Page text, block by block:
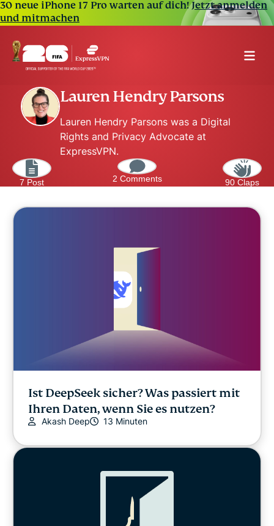
30 neue iPhone 17 Pro warten auf dich!Jetzt anmelden
und mitmachen
Lauren Hendry Parsons
Lauren Hendry Parsons was a Digital
Rights and Privacy Advocate at
ExpressVPN.
7 Post 2 Comments 90 Claps
Ist DeepSeek sicher? Was passiert mit
Ihren Daten, wenn Sie es nutzen?
Akash Deep 13 Minuten